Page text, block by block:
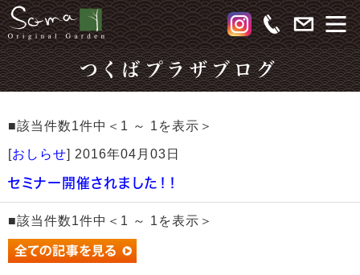
つくばプラザブログ
■該当件数1件中＜1 ～ 1を表示＞
[おしらせ] 2016年04月03日
セミナー開催されました！！
■該当件数1件中＜1 ～ 1を表示＞